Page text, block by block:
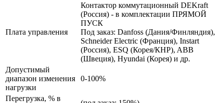
Плата управления
Контактор коммутационный DEKraft
(Россия) - в комплектации ПРЯМОЙ
ПУСК
Под заказ: Danfoss (Дания/Финляндия),
Schneider Electric (Франция), Instart
(Россия), ESQ (Корея/КНР), ABB
(Швеция), Hyundai (Корея) и др.
Допустимый
диапазон изменения
нагрузки
0-100%
Перегрузка, % в